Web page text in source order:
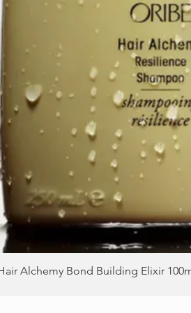
Alchemy Bond Building Elixir